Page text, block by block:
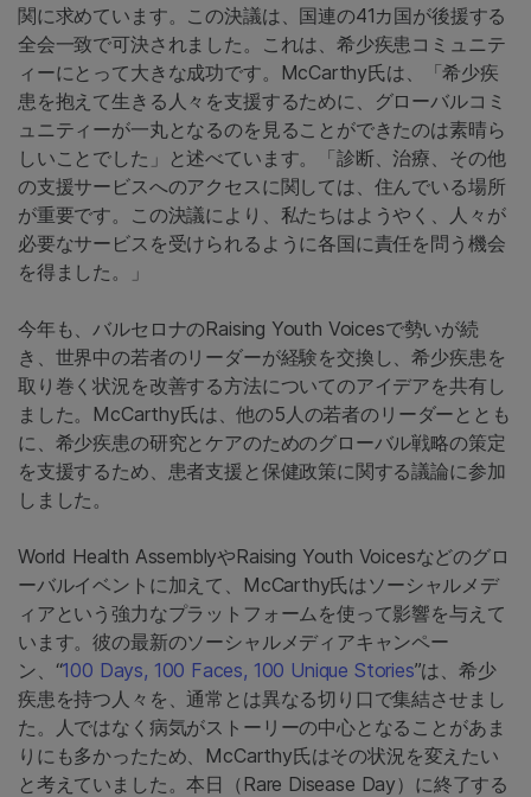
関に求めています。この決議は、国連の41カ国が後援する
全会一致で可決されました。これは、希少疾患コミュニテ
ィーにとって大きな成功です。McCarthy氏は、「希少疾
患を抱えて生きる人々を支援するために、グローバルコミ
ュニティーが一丸となるのを見ることができたのは素晴ら
しいことでした」と述べています。「診断、治療、その他
の支援サービスへのアクセスに関しては、住んでいる場所
が重要です。この決議により、私たちはようやく、人々が
必要なサービスを受けられるように各国に責任を問う機会
を得ました。」
今年も、バルセロナのRaising Youth Voicesで勢いが続
き、世界中の若者のリーダーが経験を交換し、希少疾患を
取り巻く状況を改善する方法についてのアイデアを共有し
ました。McCarthy氏は、他の5人の若者のリーダーととも
に、希少疾患の研究とケアのためのグローバル戦略の策定
を支援するため、患者支援と保健政策に関する議論に参加
しました。
World Health AssemblyやRaising Youth Voicesなどのグロ
ーバルイベントに加えて、McCarthy氏はソーシャルメデ
ィアという強力なプラットフォームを使って影響を与えて
います。彼の最新のソーシャルメディアキャンペー
ン、“100 Days, 100 Faces, 100 Unique Stories”は、希少
疾患を持つ人々を、通常とは異なる切り口で集結させまし
た。人ではなく病気がストーリーの中心となることがあま
りにも多かったため、McCarthy氏はその状況を変えたい
と考えていました。本日（Rare Disease Day）に終了する